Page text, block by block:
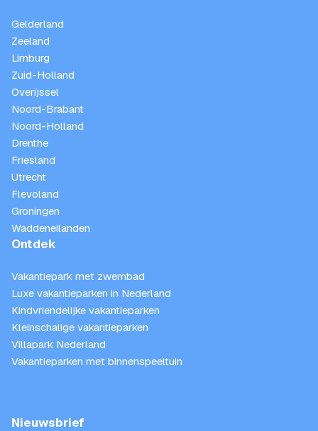
Gelderland
Zeeland
Limburg
Zuid-Holland
Overijssel
Noord-Brabant
Noord-Holland
Drenthe
Friesland
Utrecht
Flevoland
Groningen
Waddeneilanden
Ontdek
Vakantiepark met zwembad
Luxe vakantieparken in Nederland
Kindvriendelijke vakantieparken
Kleinschalige vakantieparken
Villapark Nederland
Vakantieparken met binnenspeeltuin
Nieuwsbrief